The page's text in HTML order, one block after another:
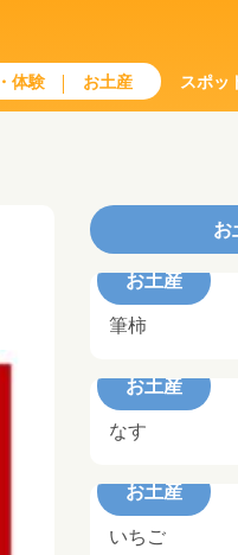
体験 お土産 スポッ
お
お土産
筆柿
お土産
なす
お土産
いちご